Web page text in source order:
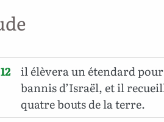
il élèvera un étendard
bannis d’Israël, et il
quatre bouts de la terre.